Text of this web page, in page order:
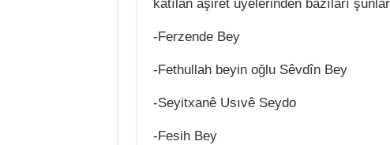
katılan aşiret üyelerinden bazıları
-Ferzende Bey
-Fethullah beyin oğlu Sêvdîn Bey
-Seyitxanê Usıvê Seydo
-Fesih Bey